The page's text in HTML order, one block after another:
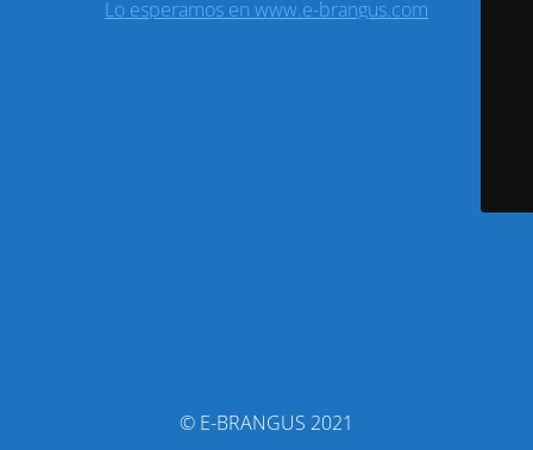
Lo esperamos en www.e-brangus.com
© E-BRANGUS 2021